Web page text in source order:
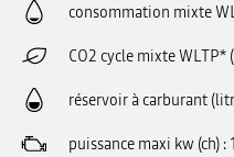
consommation mixte
CO2 cycle mixte WLTP*
réservoir à carburant
puissance maxi kw (ch)